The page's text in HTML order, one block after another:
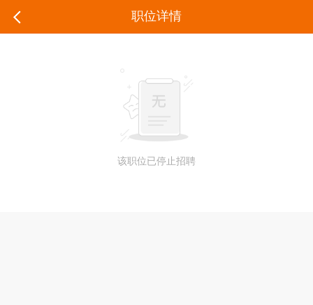
职位详情
该职位已停止招聘